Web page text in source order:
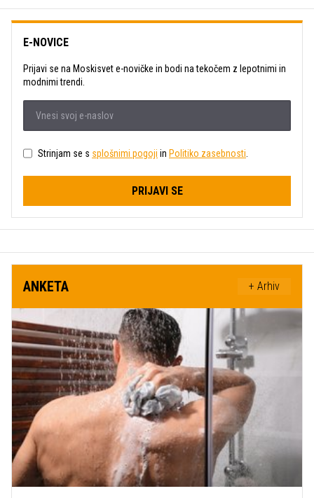
E-NOVICE
Prijavi se na Moskisvet e-novičke in bodi na tekočem z lepotnimi in
modnimi trendi.
Strinjam se s splošnimi pogoji in Politiko zasebnosti
PRIJAVI SE
ANKETA + Arhiv